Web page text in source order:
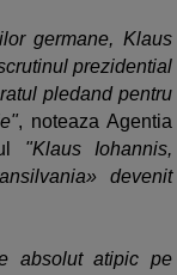
germane, Klaus
prezidential
pledand pentru
, noteaza Agentia
"Klaus Iohannis,
devenit
absolut atipic pe